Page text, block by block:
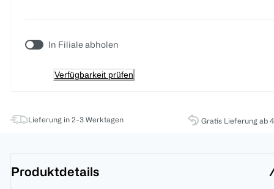
In Filiale abholen
Verfügbarkeit prüfen
Lieferung in 2-3 Werktagen Gratis Lieferung ab
Produktdetails